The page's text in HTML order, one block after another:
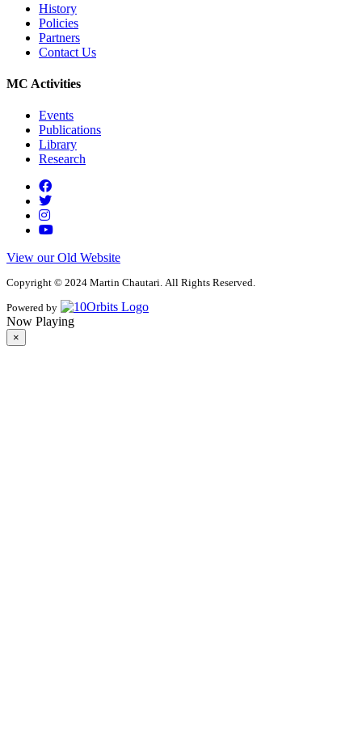
History
Policies
Partners
Contact Us
MC Activities
Events
Publications
Library
Research
View our Old Website
Copyright © 2024 Martin Chautari. All Rights Reserved.
Powered by
Now Playing
×